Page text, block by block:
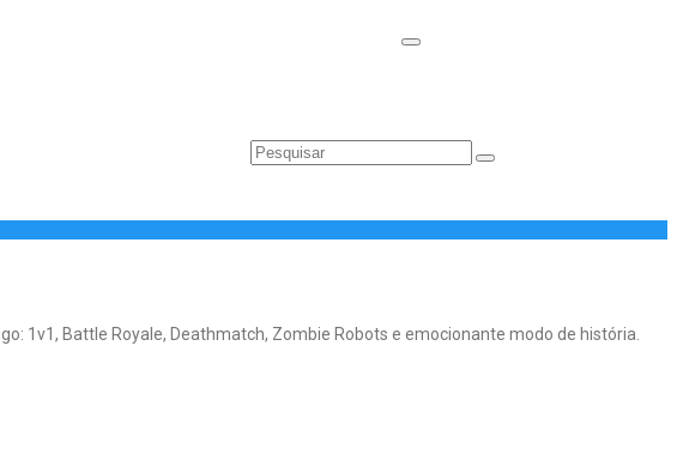
1v1, Battle Royale, Deathmatch, Zombie Robots e emocionante modo de história.